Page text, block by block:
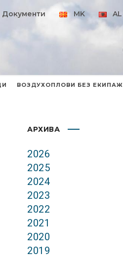
Документи MK AL
ВОЗДУХОПЛОВИ БЕЗ ЕКИПАЖ
АРХИВА
2026
2025
2024
2023
2022
2021
2020
2019